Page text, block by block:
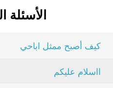
الأسئلة
كيف أصبح ممثل اباحي
ااسلام عليكم